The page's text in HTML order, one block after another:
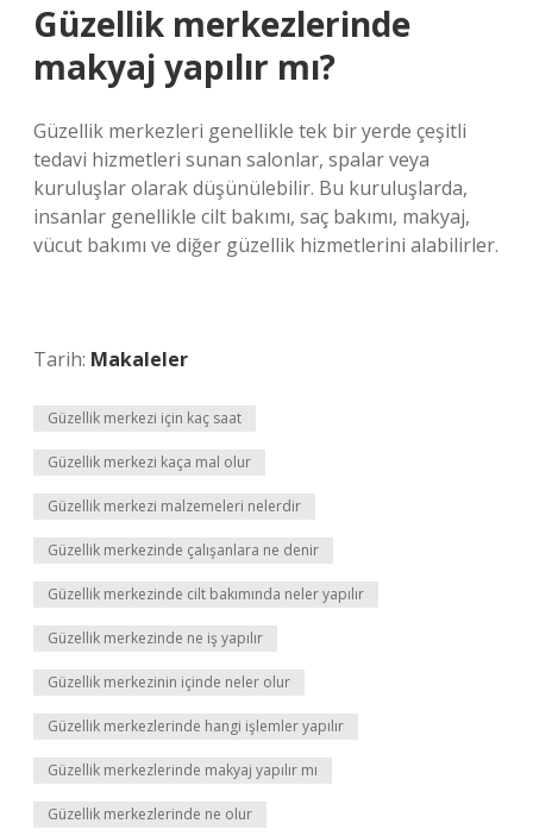
Güzellik merkezlerinde
makyaj yapılır mı?
Güzellik merkezleri genellikle tek bir yerde çeşitli
tedavi hizmetleri sunan salonlar, spalar veya
kuruluşlar olarak düşünülebilir. Bu kuruluşlarda,
insanlar genellikle cilt bakımı, saç bakımı, makyaj,
vücut bakımı ve diğer güzellik hizmetlerini alabilirler.
Tarih: Makaleler
Güzellik merkezi için kaç saat
Güzellik merkezi kaça mal olur
Güzellik merkezi malzemeleri nelerdir
Güzellik merkezinde çalışanlara ne denir
Güzellik merkezinde cilt bakımında neler yapılır
Güzellik merkezinde ne iş yapılır
Güzellik merkezinin içinde neler olur
Güzellik merkezlerinde hangi işlemler yapılır
Güzellik merkezlerinde makyaj yapılır mı
Güzellik merkezlerinde ne olur